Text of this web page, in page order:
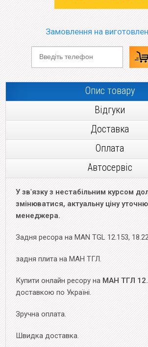
Замовлення на
Опис товару
Відгуки
Доставка
Оплата
Автосервіс
У зв'язку з нестабільним курсом
змінюватися, актуальну ціну
менеджера.
Задня ресора на MAN TGL 12.153,
задня плита на МАН ТГЛ.
Купити онлайн ресору на МАН ТГЛ
доставкою по Україні.
Зручна оплата.
Швидка доставка.